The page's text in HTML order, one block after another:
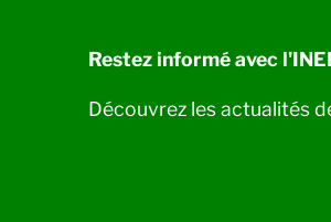
Restez informé avec
Découvrez les actualités